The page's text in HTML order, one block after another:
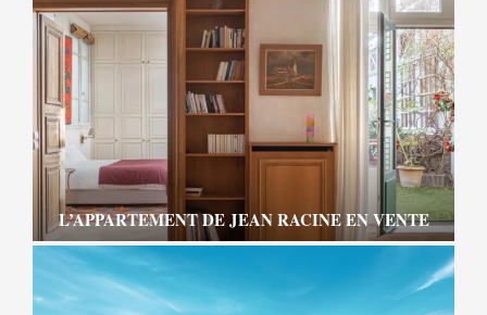
L’APPARTEMENT DE JEAN RACINE EN VENTE